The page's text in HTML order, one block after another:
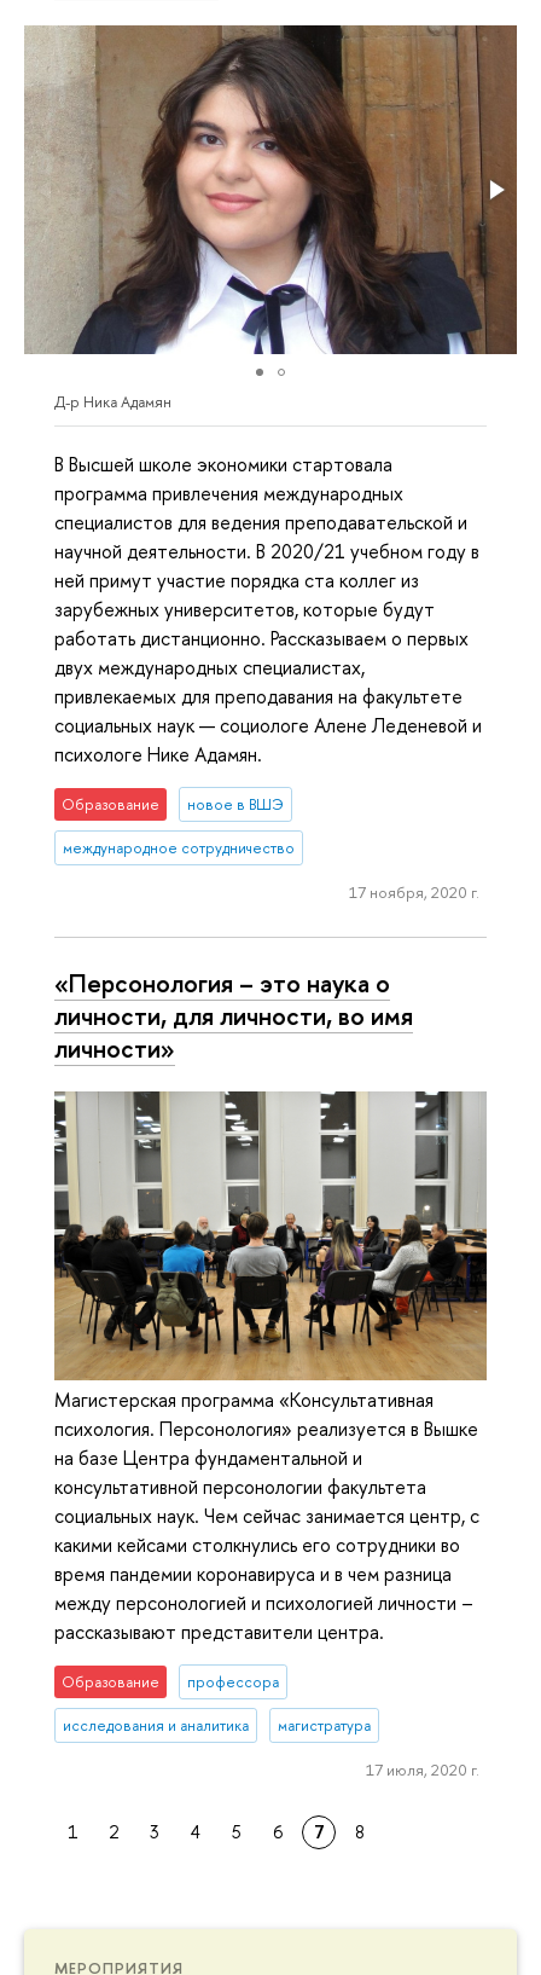
МЕРОПРИЯТИЯ
Д-р Ника Адамян
В Высшей школе экономики стартовала
программа привлечения международных
специалистов для ведения преподавательской и
научной деятельности. В 2020/21 учебном году в
ней примут участие порядка ста коллег из
зарубежных университетов, которые будут
работать дистанционно. Рассказываем о первых
двух международных специалистах,
привлекаемых для преподавания на факультете
социальных наук — социологе Алене Леденевой и
психологе Нике Адамян.
Образование новое в ВШЭ
международное сотрудничество
17 ноября, 2020 г.
«Персонология – это наука о
личности, для личности, во имя
личности»
Магистерская программа «Консультативная
психология. Персонология» реализуется в Вышке
на базе Центра фундаментальной и
консультативной персонологии факультета
социальных наук. Чем сейчас занимается центр, с
какими кейсами столкнулись его сотрудники во
время пандемии коронавируса и в чем разница
между персонологией и психологией личности –
рассказывают представители центра.
Образование профессора
исследования и аналитика магистратура
17 июля, 2020 г.
1 2 3 4 5 6 7 8